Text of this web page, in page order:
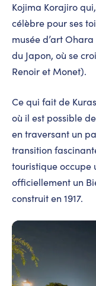
Kojima Korajiro
célèbre pour ses
musée d’art
du Japon, où se
Renoir et Monet).
Ce qui fait de
où il est possible
en traversant un
transition
touristique occupe
officiellement un
construit en 1917.